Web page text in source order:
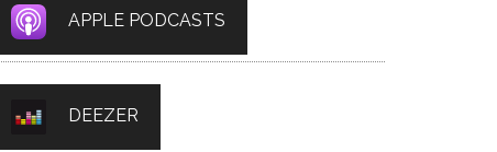
APPLE PODCASTS
DEEZER